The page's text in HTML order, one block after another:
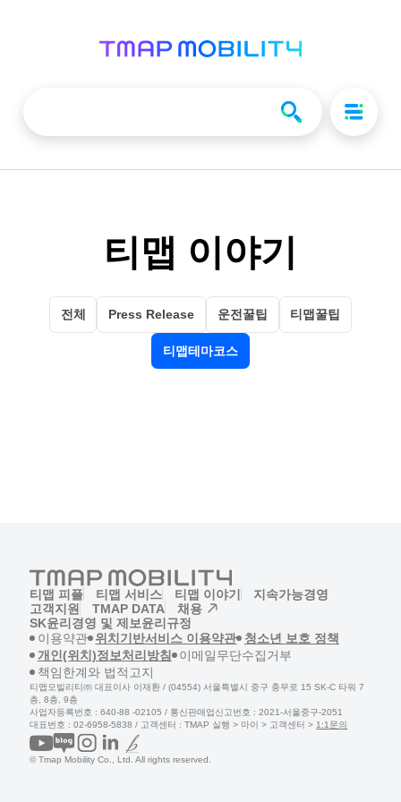
티맵 이야기
전체 Press Release 운전꿀팁 티맵꿀팁
티맵테마코스
티맵 피플 티맵 서비스 티맵 이야기
지속가능경영
고객지원
TMAP DATA 채용
(새창)
SK윤리경영 및 제보윤리규정
이용약관(새창)
위치기반서비스 이용약관(새창)
청소년 보호 정책(새창)
개인(위치)정보처리방침(새창)
이메일무단수집거부
책임한계와 법적고지
티맵모빌리티㈜ 대표이사 이재환 / (04554) 서울특별시 중구 충무로 15 SK-C 타워 7
층, 8층, 9층
사업자등록번호 : 640-88 -02105 / 통신판매업신고번호 : 2021-서울중구-2051
대표번호 : 02-6958-5838 / 고객센터 :TMAP 실행 > 마이 > 고객센터 > 1:1문의
© Tmap Mobility Co., Ltd. All rights reserved.